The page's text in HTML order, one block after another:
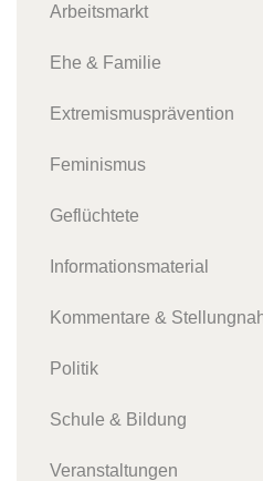
Arbeitsmarkt
Ehe & Familie
Extremismusprävention
Feminismus
Geflüchtete
Informationsmaterial
Kommentare &
Politik
Schule & Bildung
Veranstaltungen